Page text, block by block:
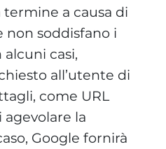
a causa di
non soddisfano i
casi,
all’utente di
come URL
la
Google fornirà